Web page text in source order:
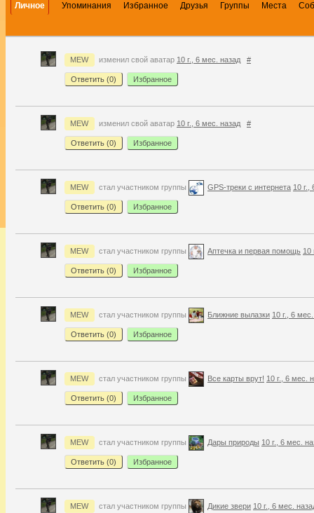
Личное Упоминания Избранное Друзья Группы Места
MEW изменил свой аватар 10 г., 6 мес. назад #
Ответить (0) Избранное
MEW изменил свой аватар 10 г., 6 мес. назад #
Ответить (0) Избранное
MEW стал участником группы GPS-треки с интернета 10 г.,
Ответить (0) Избранное
MEW стал участником группы Аптечка и первая помощь 10
Ответить (0) Избранное
MEW стал участником группы Ближние вылазки 10 г., 6
Ответить (0) Избранное
MEW стал участником группы Все карты врут! 10 г., 6 мес.
Ответить (0) Избранное
MEW стал участником группы Дары природы 10 г., 6 мес.
Ответить (0) Избранное
MEW стал участником группы Дикие звери 10 г., 6 мес.